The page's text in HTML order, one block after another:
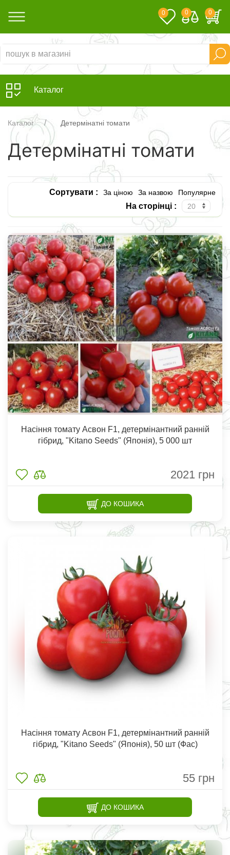
0 0 0
Каталог
Каталог Детермінатні томати
Детермінатні томати
Сортувати : За ціною За назвою Популярне
На сторінці :
Насіння томату Асвон F1, детермінантний ранній
гібрид, "Kitano Seeds" (Японія), 5 000 шт
2021 грн
ДО КОШИКА
Насіння томату Асвон F1, детермінантний ранній
гібрид, "Kitano Seeds" (Японія), 50 шт (Фас)
55 грн
ДО КОШИКА